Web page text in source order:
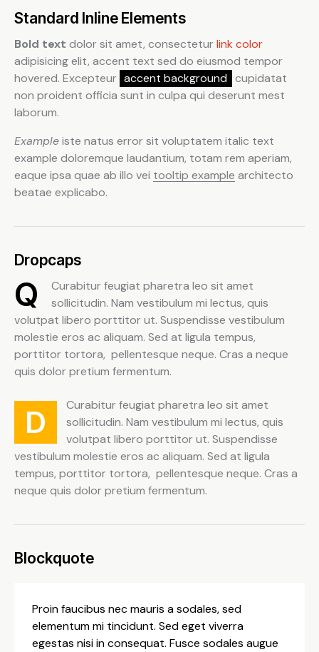
Standard Inline Elements
Bold text dolor sit amet, consecteturlink color
adipisicing elit, accent text sed do eiusmod tempor
hovered. Excepteur accent background cupidatat
non proident officia sunt in culpa qui deserunt mest
laborum.
Exampleiste natus error sit voluptatem italic text
example doloremque laudantium, totam rem aperiam,
eaque ipsa quae ab illo vei tooltip example architecto
beatae explicabo.
Dropcaps
Q
Curabitur feugiat pharetra leo sit amet
sollicitudin. Nam vestibulum mi lectus, quis
volutpat libero porttitor ut. Suspendisse vestibulum
molestie eros ac aliquam. Sed at ligula tempus,
porttitor tortora, pellentesque neque. Cras a neque
quis dolor pretium fermentum.
D
Curabitur feugiat pharetra leo sit amet
sollicitudin. Nam vestibulum mi lectus, quis
volutpat libero porttitor ut. Suspendisse
vestibulum molestie eros ac aliquam. Sed at ligula
tempus, porttitor tortora, pellentesque neque. Cras a
neque quis dolor pretium fermentum.
Blockquote
Proin faucibus nec mauris a sodales, sed
elementum mi tincidunt. Sed eget viverra
egestas nisi in consequat. Fusce sodales augue